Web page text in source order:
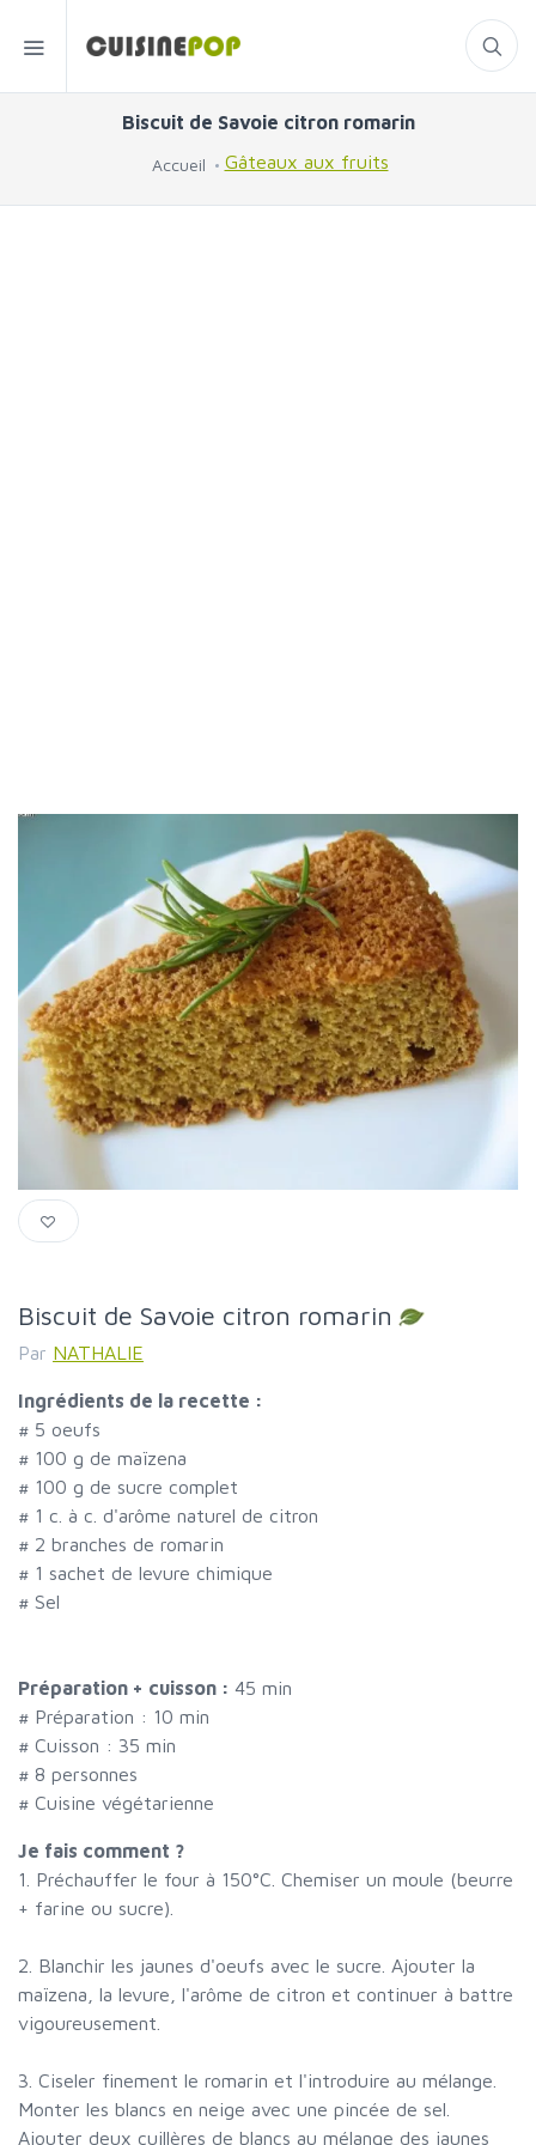
Biscuit de Savoie citron romarin
Accueil Gâteaux aux fruits
Biscuit de Savoie citron romarin
Par NATHALIE
Ingrédients de la recette :
# 5 oeufs
# 100 g de maïzena
# 100 g de sucre complet
# 1 c. à c. d'arôme naturel de citron
# 2 branches de romarin
# 1 sachet de levure chimique
# Sel
Préparation + cuisson : 45 min
# Préparation : 10 min
# Cuisson : 35 min
# 8 personnes
# Cuisine végétarienne
Je fais comment ?
1. Préchauffer le four à 150°C. Chemiser un moule (beurre
+ farine ou sucre).
2. Blanchir les jaunes d'oeufs avec le sucre. Ajouter la
maïzena, la levure, l'arôme de citron et continuer à battre
vigoureusement.
3. Ciseler finement le romarin et l'introduire au mélange.
Monter les blancs en neige avec une pincée de sel.
Ajouter deux cuillères de blancs au mélange des jaunes